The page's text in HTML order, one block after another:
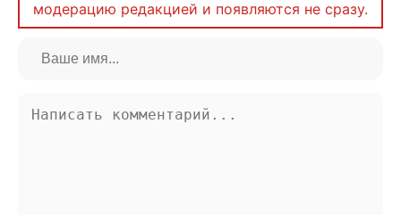
модерацию редакцией и появляются не сразу.